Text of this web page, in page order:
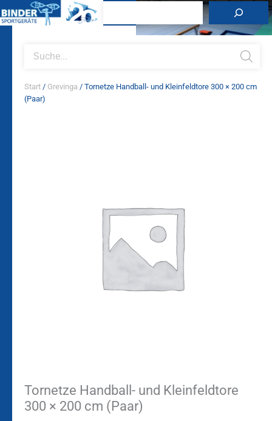
Inhalt
search
Start / Grevinga / Tornetze Handball- und Kleinfeldtore 300 × 200 cm
(Paar)
Tornetze Handball- und Kleinfeldtore
300 × 200 cm (Paar)